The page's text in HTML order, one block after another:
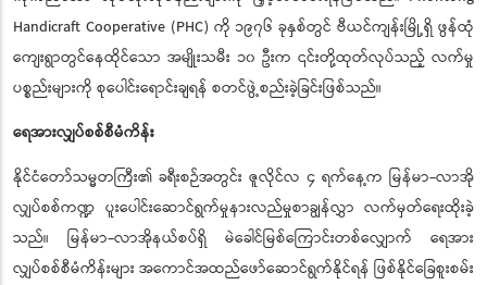
Handicraft Cooperative (PHC) ကို ၁၉၇၆ ခုနှစ်တွင် ဗီယင်ကျန်းမြို့ရှိ ဖွန်ထုံ
ကျေးရွာတွင်နေထိုင်သော အမျိုးသမီး ၁၀ ဦးက ၎င်းတို့ထုတ်လုပ်သည့် လက်မှု
ပစ္စည်းများကို စုပေါင်းရောင်းချရန် စတင်ဖွဲ့စည်းခဲ့ခြင်းဖြစ်သည်။
ရေအားလျှပ်စစ်စီမံကိန်း
နိုင်ငံတော်သမ္မတကြီး၏ ခရီးစဉ်အတွင်း ဇူလိုင်လ ၄ ရက်နေ့က မြန်မာ-လာအို
လျှပ်စစ်ကဏ္ဍ ပူးပေါင်းဆောင်ရွက်မှုနားလည်မှုစာချွန်လွှာ လက်မှတ်ရေးထိုးခဲ့
သည်။ မြန်မာ-လာအိုနယ်စပ်ရှိ မဲခေါင်မြစ်ကြောင်းတစ်လျှောက် ရေအား
လျှပ်စစ်စီမံကိန်းများ အကောင်အထည်ဖော်ဆောင်ရွက်နိုင်ရန် ဖြစ်နိုင်ခြေစူးစမ်း